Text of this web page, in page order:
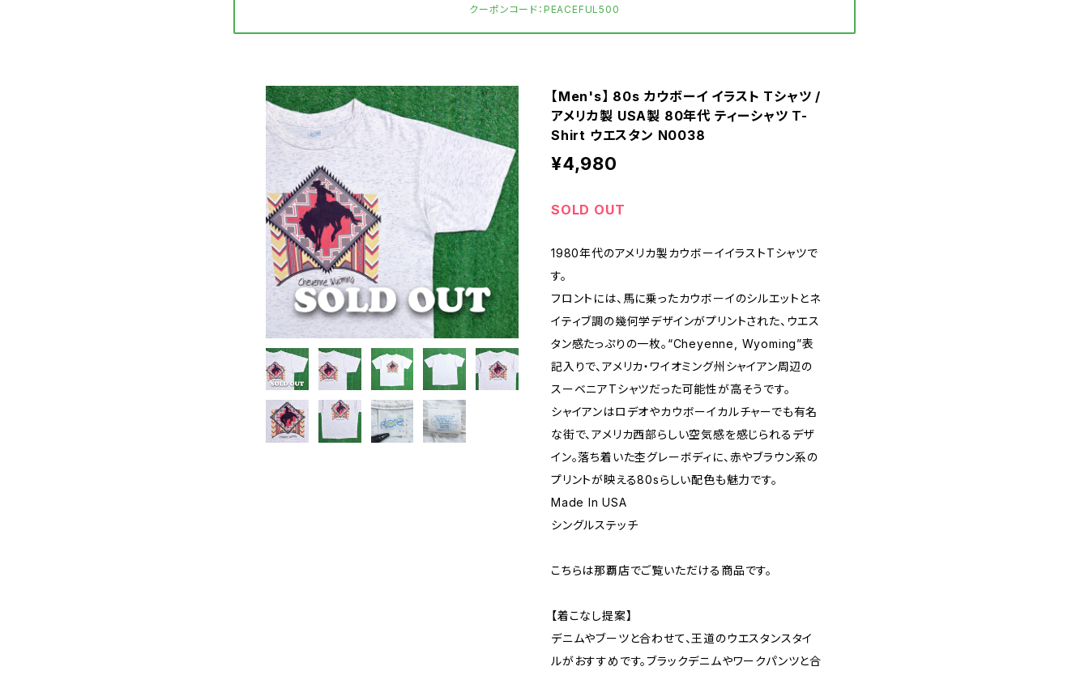
クーポンコード：PEACEFUL500
【Men's】 80s カウボーイ イラスト Tシャツ /
アメリカ製 USA製 80年代 ティーシャツ T-
Shirt ウエスタン N0038
¥4,980
SOLD OUT
1980年代のアメリカ製カウボーイイラストTシャツで
す。
フロントには、馬に乗ったカウボーイのシルエットとネ
イティブ調の幾何学デザインがプリントされた、ウエス
タン感たっぷりの一枚。“Cheyenne, Wyoming”表
記入りで、アメリカ・ワイオミング州シャイアン周辺の
スーベニアTシャツだった可能性が高そうです。
シャイアンはロデオやカウボーイカルチャーでも有名
な街で、アメリカ西部らしい空気感を感じられるデザ
イン。落ち着いた杢グレーボディに、赤やブラウン系の
プリントが映える80sらしい配色も魅力です。
Made In USA
シングルステッチ
こちらは那覇店でご覧いただける商品です。
【着こなし提案】
デニムやブーツと合わせて、王道のウエスタンスタイ
ルがおすすめです。ブラックデニムやワークパンツと合